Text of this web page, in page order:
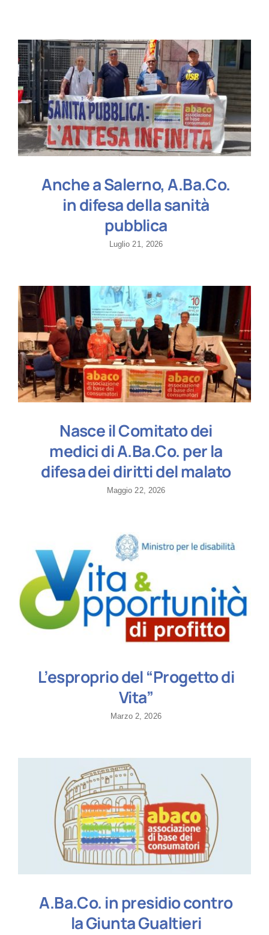
Anche a Salerno, A.Ba.Co.
in difesa della sanità
pubblica
Luglio 21, 2026
Nasce il Comitato dei
medici di A.Ba.Co. per la
difesa dei diritti del malato
Maggio 22, 2026
L’esproprio del “Progetto di
Vita”
Marzo 2, 2026
A.Ba.Co. in presidio contro
la Giunta Gualtieri